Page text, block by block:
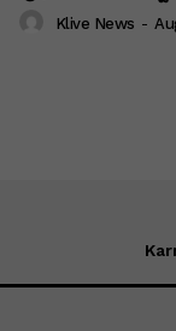
Klive News -